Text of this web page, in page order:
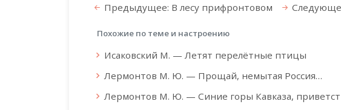
Предыдущее: В лесу прифронтовом
Похожие по теме и настроению
Исаковский М. — Летят перелётные птицы
Лермонтов М. Ю. — Прощай, немытая Россия…
Лермонтов М. Ю. — Синие горы Кавказа,